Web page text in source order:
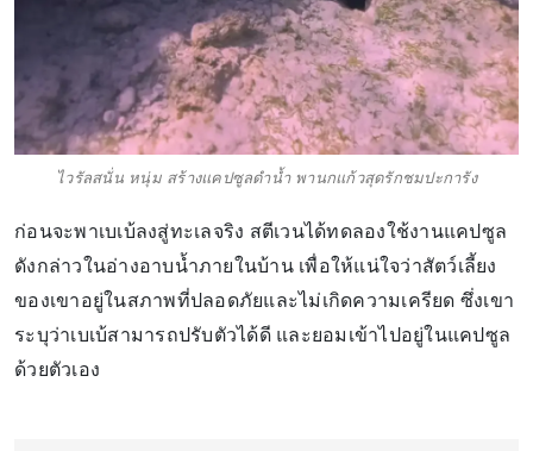
ไวรัลสนั่น หนุ่ม สร้างแคปซูลดำน้ำ พานกแก้วสุดรักชมปะการัง
ก่อนจะพาเบเบ้ลงสู่ทะเลจริง สตีเวนได้ทดลองใช้งานแคปซูล
ดังกล่าวในอ่างอาบน้ำภายในบ้าน เพื่อให้แน่ใจว่าสัตว์เลี้ยง
ของเขาอยู่ในสภาพที่ปลอดภัยและไม่เกิดความเครียด ซึ่งเขา
ระบุว่าเบเบ้สามารถปรับตัวได้ดี และยอมเข้าไปอยู่ในแคปซูล
ด้วยตัวเอง